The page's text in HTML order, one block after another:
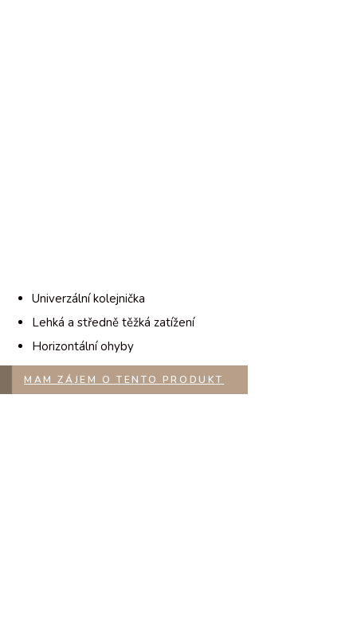
Univerzální kolejnička
Lehká a středně těžká zatížení
Horizontální ohyby
MAM ZÁJEM O TENTO PRODUKT